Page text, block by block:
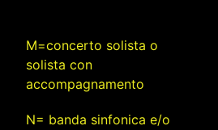
M=concerto solista o
solista con
accompagnamento
N= banda sinfonica e/o